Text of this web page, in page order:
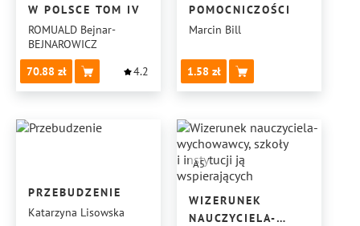
W POLSCE TOM IV
ROMUALD Bejnar-
BEJNAROWICZ
70.88
4.2
POMOCNICZOŚCI
Marcin Bill
1.58
PRZEBUDZENIE
Katarzyna Lisowska
A5
WIZERUNEK
NAUCZYCIELA-